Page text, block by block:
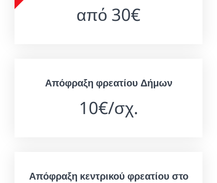
από 30€
Απόφραξη φρεατίου Δήμων
10€/σχ.
Απόφραξη κεντρικού φρεατίου στο